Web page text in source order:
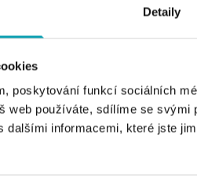
Detaily
poskytování funkcí sociálních
web používáte, sdílíme se
dalšími informacemi, které jste